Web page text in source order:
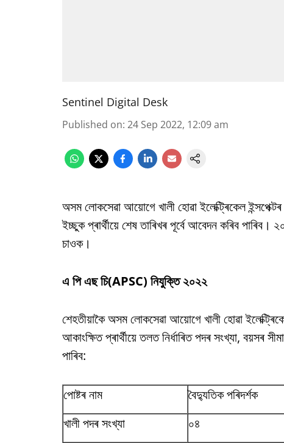
Sentinel Digital Desk
Published on: 24 Sep 2022, 12:09 am
অসম লোকসেৱা আয়োগে খালী হোৱা ইলেক্ট্ৰিকেল
ইচ্ছুক প্ৰাৰ্থীয়ে শেষ তাৰিখৰ পূৰ্বে আবেদন কৰিব পাৰিব।
চাওক।
এ পি এছ চি(APSC) নিযুক্তি ২০২২
শেহতীয়াকৈ অসম লোকসেৱা আয়োগে খালী হোৱা
আকাংক্ষিত প্ৰাৰ্থীয়ে তলত নিৰ্ধাৰিত পদৰ সংখ্যা, বয়সৰ
পাৰিব:
পোষ্টৰ নাম
বৈদ্যুতিক পৰিদৰ্শক
খালী পদৰ সংখ্যা
০৪